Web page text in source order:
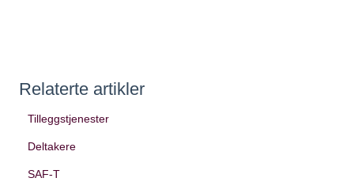
Relaterte artikler
Tilleggstjenester
Deltakere
SAF-T